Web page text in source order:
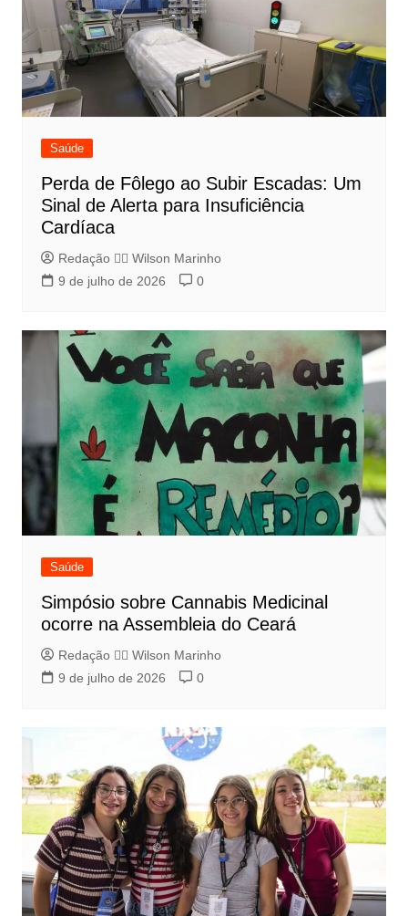
Saúde
Perda de Fôlego ao Subir Escadas: Um
Sinal de Alerta para Insuficiência
Cardíaca
Redação 👨‍⚖️​ Wilson Marinho
9 de julho de 2026
0
Saúde
Simpósio sobre Cannabis Medicinal
ocorre na Assembleia do Ceará
Redação 👨‍⚖️​ Wilson Marinho
9 de julho de 2026
0